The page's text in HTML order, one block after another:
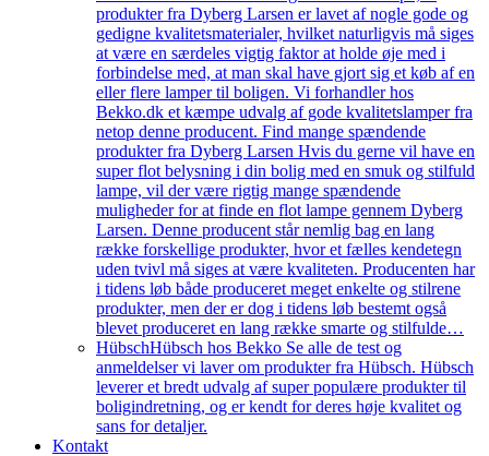
produkter fra Dyberg Larsen er lavet af nogle gode og
gedigne kvalitetsmaterialer, hvilket naturligvis må siges
at være en særdeles vigtig faktor at holde øje med i
forbindelse med, at man skal have gjort sig et køb af en
eller flere lamper til boligen. Vi forhandler hos
Bekko.dk et kæmpe udvalg af gode kvalitetslamper fra
netop denne producent. Find mange spændende
produkter fra Dyberg Larsen Hvis du gerne vil have en
super flot belysning i din bolig med en smuk og stilfuld
lampe, vil der være rigtig mange spændende
muligheder for at finde en flot lampe gennem Dyberg
Larsen. Denne producent står nemlig bag en lang
række forskellige produkter, hvor et fælles kendetegn
uden tvivl må siges at være kvaliteten. Producenten har
i tidens løb både produceret meget enkelte og stilrene
produkter, men der er dog i tidens løb bestemt også
blevet produceret en lang række smarte og stilfulde…
HübschHübsch hos Bekko Se alle de test og
anmeldelser vi laver om produkter fra Hübsch. Hübsch
leverer et bredt udvalg af super populære produkter til
boligindretning, og er kendt for deres høje kvalitet og
sans for detaljer.
Kontakt